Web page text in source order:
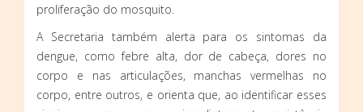
proliferação do mosquito.
A Secretaria também alerta para os sintomas da
dengue, como febre alta, dor de cabeça, dores no
corpo e nas articulações, manchas vermelhas no
corpo, entre outros, e orienta que, ao identificar esses